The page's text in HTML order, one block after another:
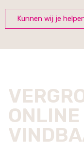
Kunnen wij je
ONLINE